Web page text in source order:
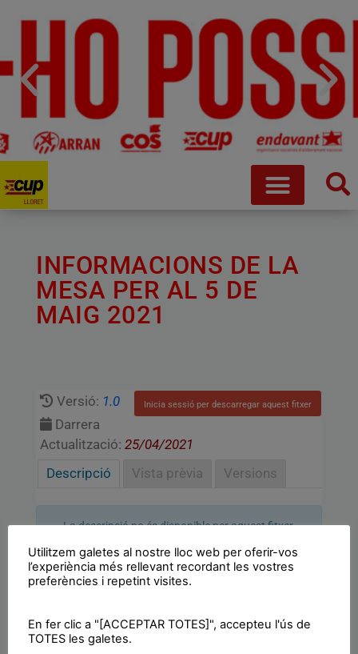
INFORMACIONS DE LA
MESA PER AL 5 DE
MAIG 2021
Inicia sessió per descarregar aquest fitxer
Versió: 1.0
Darrera
Actualització: 25/04/2021
Descripció
Vista prèvia Versions
La descripció no és disponible per aquest fitxer.
Utilitzem galetes al nostre lloc web per oferir-vos
l’experiència més rellevant recordant les vostres
preferències i repetint visites.
En fer clic a "[ACCEPTAR TOTES]", accepteu l'ús de
TOTES les galetes.